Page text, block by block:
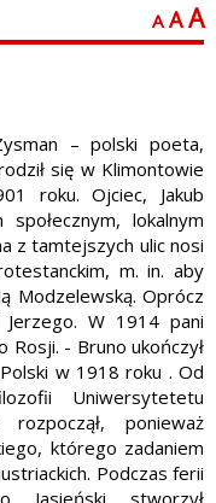
A A A
– polski poeta,
się w Klimontowie
roku. Ojciec, Jakub
lokalnym
z tamtejszych ulic nosi
m. in. aby
Modzelewską. Oprócz
W 1914 pani
Rosji. - Bruno ukończył
w 1918 roku . Od
Uniwersytetetu
ponieważ
którego zadaniem
Podczas ferii